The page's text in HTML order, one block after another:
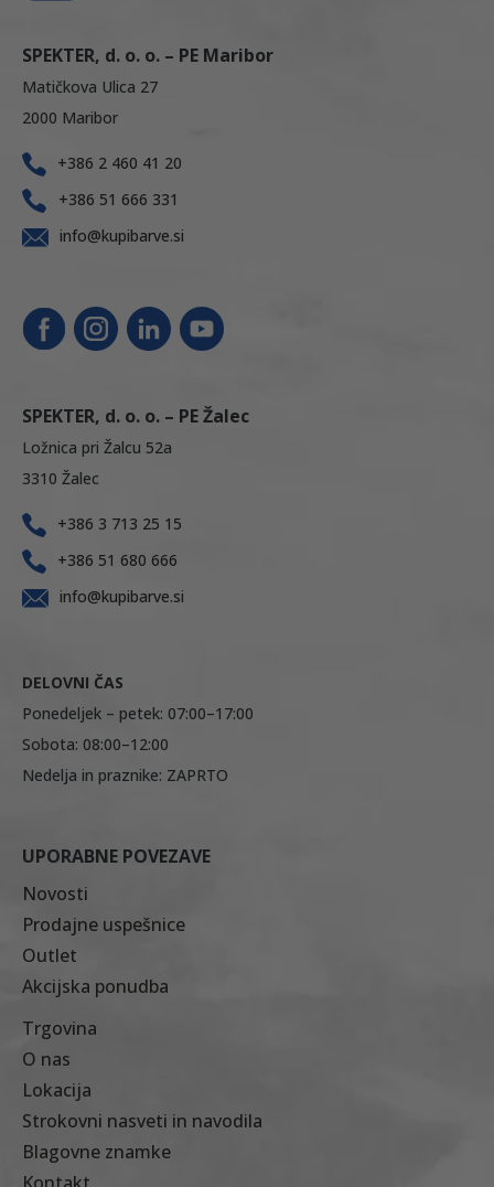
SPEKTER, d. o. o. – PE Maribor
Matičkova Ulica 27
2000 Maribor
+386 2 460 41 20
+386 51 666 331
info@kupibarve.si
SPEKTER, d. o. o. – PE Žalec
Ložnica pri Žalcu 52a
3310 Žalec
+386 3 713 25 15
+386 51 680 666
info@kupibarve.si
DELOVNI ČAS
Ponedeljek – petek: 07:00–17:00
Sobota: 08:00–12:00
Nedelja in praznike: ZAPRTO
UPORABNE POVEZAVE
Novosti
Prodajne uspešnice
Outlet
Akcijska ponudba
Trgovina
O nas
Lokacija
Strokovni nasveti in navodila
Blagovne znamke